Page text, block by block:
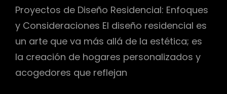
Proyectos de Diseño Residencial: Enfoques
y Consideraciones El diseño residencial es
un arte que va más allá de la estética; es
la creación de hogares personalizados y
acogedores que reflejan